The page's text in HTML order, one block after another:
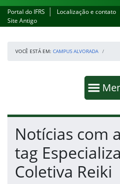
Portal do IFRS Localização e contato
Site Antigo
VOCÊ ESTÁ EM: CAMPUS ALVORADA
Fim da navegação
Início do conteúdo
Notícias com a
tag
Coletiva Reiki